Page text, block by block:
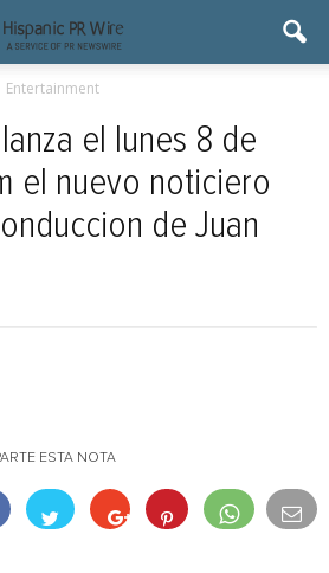
Entertainment
el lunes 8 de
el nuevo noticiero
de Juan
ESTA NOTA